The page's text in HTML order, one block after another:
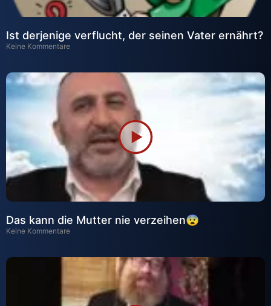
Ist derjenige verflucht, der seinen Vater ernährt?
Keine Kommentare
Das kann die Mutter nie verzeihen😨
Keine Kommentare